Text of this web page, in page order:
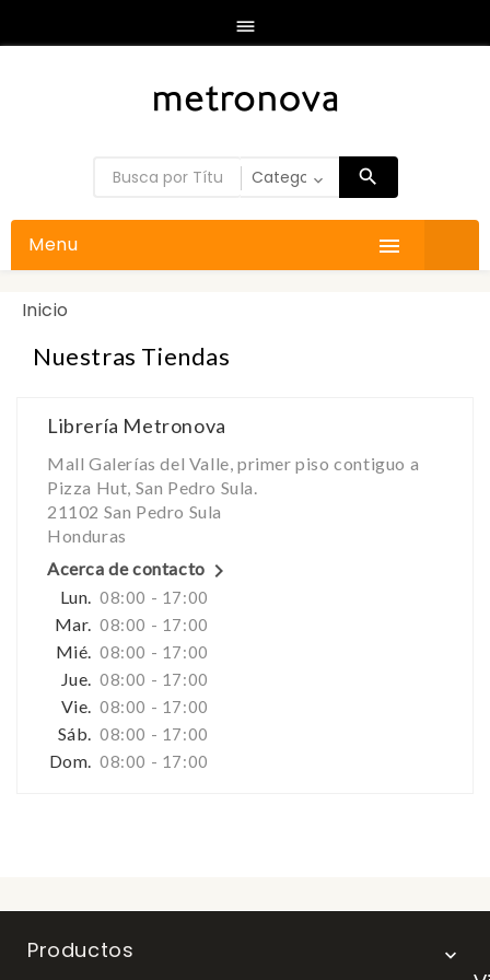


Menu
Inicio
Nuestras Tiendas
Librería Metronova
Mall Galerías del Valle, primer piso contiguo a
Pizza Hut, San Pedro Sula.
21102 San Pedro Sula
Honduras
Acerca de contacto 
Lun. 08:00 - 17:00
Mar. 08:00 - 17:00
Mié. 08:00 - 17:00
Jue. 08:00 - 17:00
Vie. 08:00 - 17:00
Sáb. 08:00 - 17:00
Dom. 08:00 - 17:00
Productos 